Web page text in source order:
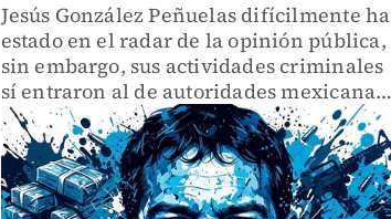
Jesús González Peñuelas difícilmente ha
estado en el radar de la opinión pública,
sin embargo, sus actividades criminales
sí entraron al de autoridades mexicanas
y estadounidenses.